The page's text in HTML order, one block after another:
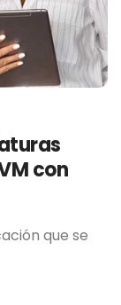
con
que se